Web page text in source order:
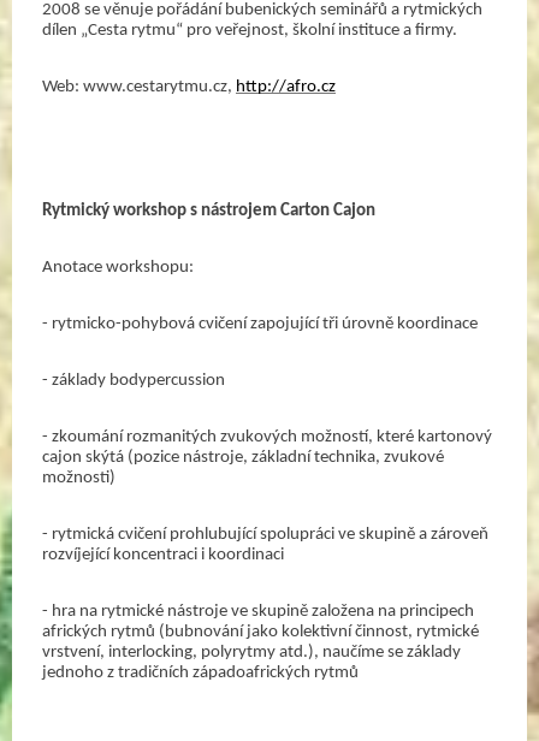
2008 se věnuje pořádání bubenických seminářů a rytmických
dílen „Cesta rytmu“ pro veřejnost, školní instituce a firmy.
Web: www.cestarytmu.cz, http://afro.cz
Rytmický workshop s nástrojem Carton Cajon
Anotace workshopu:
- rytmicko-pohybová cvičení zapojující tři úrovně koordinace
- základy bodypercussion
- zkoumání rozmanitých zvukových možností, které kartonový
cajon skýtá (pozice nástroje, základní technika, zvukové
možnosti)
- rytmická cvičení prohlubující spolupráci ve skupině a zároveň
rozvíjející koncentraci i koordinaci
- hra na rytmické nástroje ve skupině založena na principech
afrických rytmů (bubnování jako kolektivní činnost, rytmické
vrstvení, interlocking, polyrytmy atd.), naučíme se základy
jednoho z tradičních západoafrických rytmů